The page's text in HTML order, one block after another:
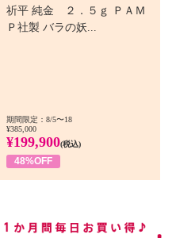
祈平 純金 ２．５ｇ ＰＡＭ
Ｐ社製 バラの妖...
期間限定：8/5〜18
¥385,000
¥199,900(税込)
48%OFF